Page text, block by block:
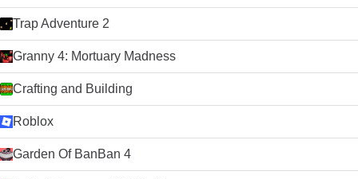
Trap Adventure 2
Granny 4: Mortuary Madness
Crafting and Building
Roblox
Garden Of BanBan 4